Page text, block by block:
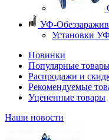
УФ-
Установки
Новинки
Популярные
Распродажи и
Рекомендуемые
Уцененные товары
Наши новости